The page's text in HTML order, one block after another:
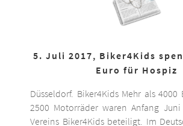
5. Juli 2017, Biker4Kids
Euro für Hospiz
Düsseldorf. Biker4Kids Mehr als 4000
2500 Motorräder waren Anfang
Vereins Biker4Kids beteiligt. Im